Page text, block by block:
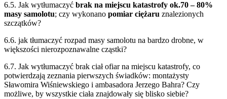
6.5. Jak wytłumaczyć brak na miejscu katastrofy ok.70 – 80%
masy samolotu; czy wykonano pomiar ciężaru znalezionych
szczątków?
6.6. jak tłumaczyć rozpad masy samolotu na bardzo drobne, w
większości nierozpoznawalne cząstki?
6.7. Jak wytłumaczyć brak ciał ofiar na miejscu katastrofy, co
potwierdzają zeznania pierwszych świadków: montażysty
Sławomira Wiśniewskiego i ambasadora Jerzego Bahra? Czy
możliwe, by wszystkie ciała znajdowały się blisko siebie?